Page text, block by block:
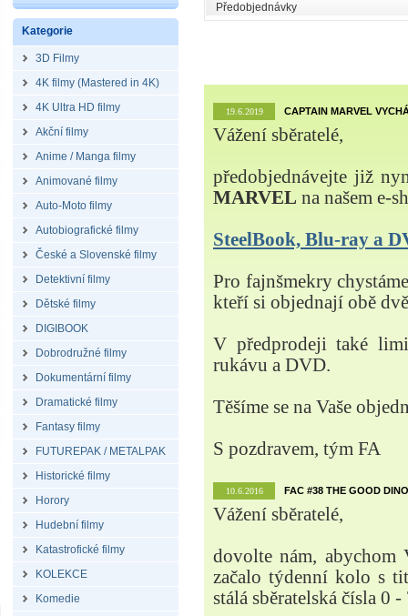
Kategorie
3D Filmy
4K filmy (Mastered in 4K)
4K Ultra HD filmy
Akční filmy
Anime / Manga filmy
Animované filmy
Auto-Moto filmy
Autobiografické filmy
České a Slovenské filmy
Detektivní filmy
Dětské filmy
DIGIBOOK
Dobrodružné filmy
Dokumentární filmy
Dramatické filmy
Fantasy filmy
FUTUREPAK / METALPAK
Historické filmy
Horory
Hudební filmy
Katastrofické filmy
KOLEKCE
Komedie
Předobjednávky
19.6.2019 CAPTAIN MARVEL
Vážení sběratelé,
předobjednávejte již
MARVEL na našem e-
SteelBook, Blu-ray a
Pro fajnšmekry
kteří si objednají obě
V předprodeji také
rukávu a DVD.
Těšíme se na Vaše
S pozdravem, tým FA
10.6.2016 FAC #38 THE GOOD
Vážení sběratelé,
dovolte nám,
začalo týdenní kolo s
stálá sběratelská čísla 0 -